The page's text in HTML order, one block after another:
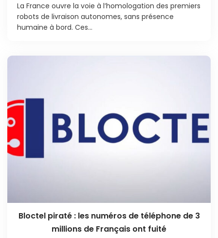
La France ouvre la voie à l’homologation des premiers
robots de livraison autonomes, sans présence
humaine à bord. Ces...
Bloctel piraté : les numéros de téléphone de 3
millions de Français ont fuité